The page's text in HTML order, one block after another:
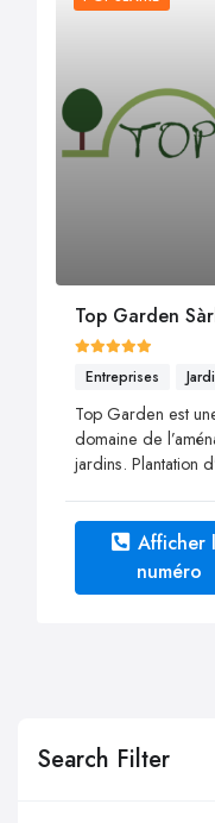
Search Filter
Top Garden
Entreprises
Top Garden est
domaine de
jardins. ​​​​​​​Plantation
Afficher
numéro